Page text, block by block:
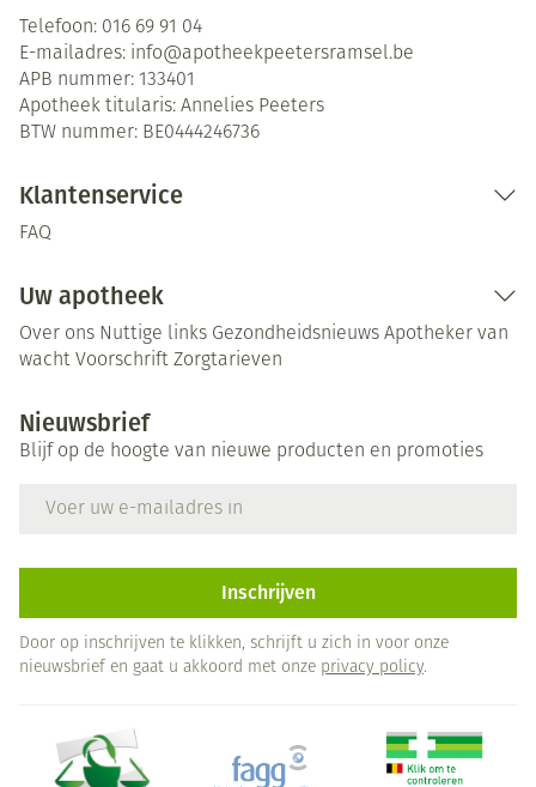
Telefoon: 016 69 91 04
E-mailadres: info@apotheekpeetersramsel.be
APB nummer: 133401
Apotheek titularis: Annelies Peeters
BTW nummer: BE0444246736
Klantenservice
FAQ
Uw apotheek
Over ons Nuttige links Gezondheidsnieuws Apotheker van
wacht Voorschrift Zorgtarieven
Nieuwsbrief
Blijf op de hoogte van nieuwe producten en promoties
Inschrijven
Door op inschrijven te klikken, schrijft u zich in voor onze
nieuwsbrief en gaat u akkoord met onze privacy policy.